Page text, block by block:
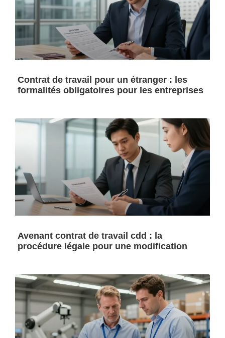
Contrat de travail pour un étranger : les
formalités obligatoires pour les entreprises
Avenant contrat de travail cdd : la
procédure légale pour une modification